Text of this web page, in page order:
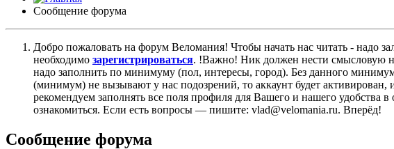
Сообщение форума
Добро пожаловать на форум Веломания! Чтобы начать нас читать - надо
необходимо зарегистрироваться. !Важно! Ник должен нести смысловую
надо заполнить по минимуму (пол, интересы, город). Без данного
(минимум) не вызывают у нас подозрений, то аккаунт будет
рекомендуем заполнять все поля профиля для Вашего и нашего
ознакомиться. Если есть вопросы — пишите: vlad@velomania.ru. Вперёд!
Сообщение форума